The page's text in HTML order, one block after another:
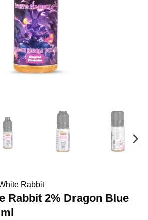
Rabbit
Rabbit 2% Dragon Blue